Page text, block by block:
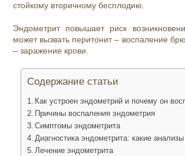
стойкому вторичному бесплодию.
Эндометрит повышает риск
может вызвать перитонит – воспаление
– заражение крови.
Содержание статьи
Как устроен эндометрий и почему он
Причины воспаления эндометрия
Симптомы эндометрита
Диагностика эндометрита: какие
Лечение эндометрита